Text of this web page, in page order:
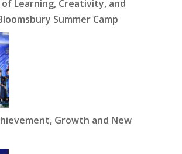
Learning, Creativity, and
Summer Camp
Growth and New